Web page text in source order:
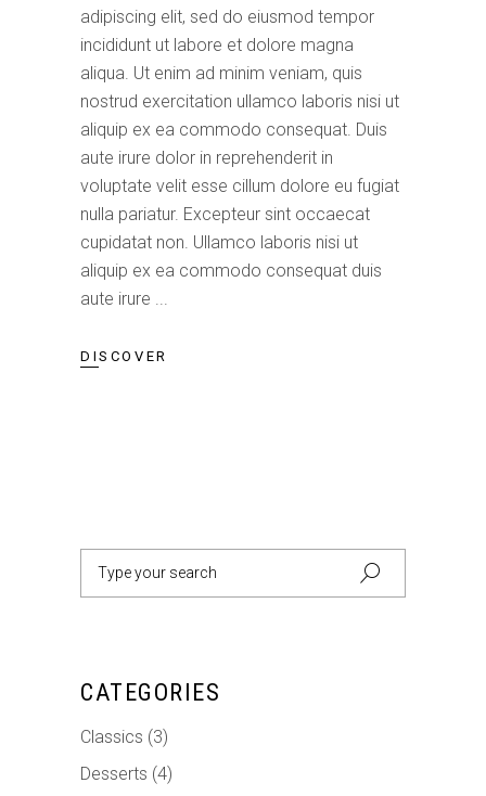
adipiscing elit, sed do eiusmod tempor
incididunt ut labore et dolore magna
aliqua. Ut enim ad minim veniam, quis
nostrud exercitation ullamco laboris nisi ut
aliquip ex ea commodo consequat. Duis
aute irure dolor in reprehenderit in
voluptate velit esse cillum dolore eu fugiat
nulla pariatur. Excepteur sint occaecat
cupidatat non. Ullamco laboris nisi ut
aliquip ex ea commodo consequat duis
aute irure
DISCOVER
CATEGORIES
Classics (3)
Desserts (4)